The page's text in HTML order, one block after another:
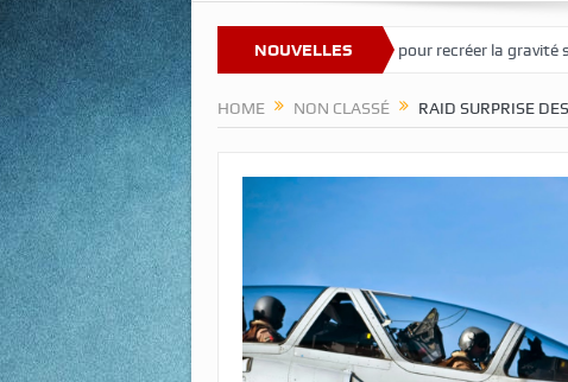
NOUVELLES
site Une tour de 400 m pour recréer la gravité sur la Lune et Mars
HOME NON CLASSÉ RAID SURPRISE